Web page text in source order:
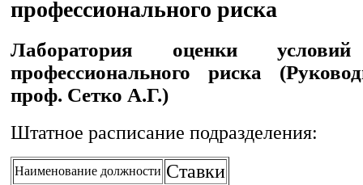
профессионального риска
Лаборатория оценки
профессионального риска
проф. Сетко А.Г.)
Штатное расписание подразделения:
Наименование должности Ставки